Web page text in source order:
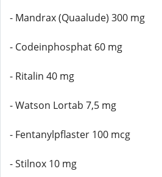
- Mandrax (Quaalude) 300 mg
- Codeinphosphat 60 mg
- Ritalin 40 mg
- Watson Lortab 7,5 mg
- Fentanylpflaster 100 mcg
- Stilnox 10 mg